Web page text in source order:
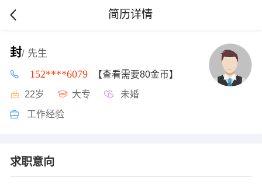
简历详情
封/ 先生
152****6079 【查看需要80金币】
22岁 大专 未婚
工作经验
求职意向